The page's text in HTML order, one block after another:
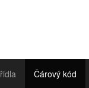
Čárový kód